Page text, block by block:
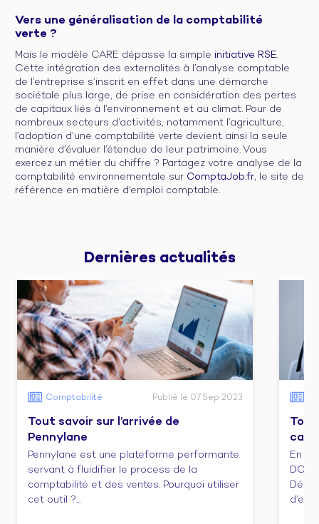
Vers une généralisation de la comptabilité
verte ?
Mais le modèle CARE dépasse la simple initiative RSE.
Cette intégration des externalités à l’analyse comptable
de l’entreprise s’inscrit en effet dans une démarche
sociétale plus large, de prise en considération des pertes
de capitaux liés à l’environnement et au climat. Pour de
nombreux secteurs d’activités, notamment l’agriculture,
l’adoption d’une comptabilité verte devient ainsi la seule
manière d’évaluer l’étendue de leur patrimoine. Vous
exercez un métier du chiffre ? Partagez votre analyse de la
comptabilité environnementale sur ComptaJob.fr, le site de
référence en matière d’emploi comptable.
Dernières actualités
Comptabilité Publié le 07 Sep 2023
Tout savoir sur l’arrivée de
Pennylane
Pennylane est une plateforme performante
servant à fluidifier le process de la
comptabilité et des ventes. Pourquoi utiliser
cet outil ?...
En
DCG